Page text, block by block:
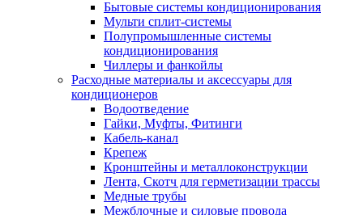
Бытовые системы кондиционирования
Мульти сплит-системы
Полупромышленные системы
кондиционирования
Чиллеры и фанкойлы
Расходные материалы и аксессуары для
кондиционеров
Водоотведение
Гайки, Муфты, Фитинги
Кабель-канал
Крепеж
Кронштейны и металлоконструкции
Лента, Скотч для герметизации трассы
Медные трубы
Межблочные и силовые провода